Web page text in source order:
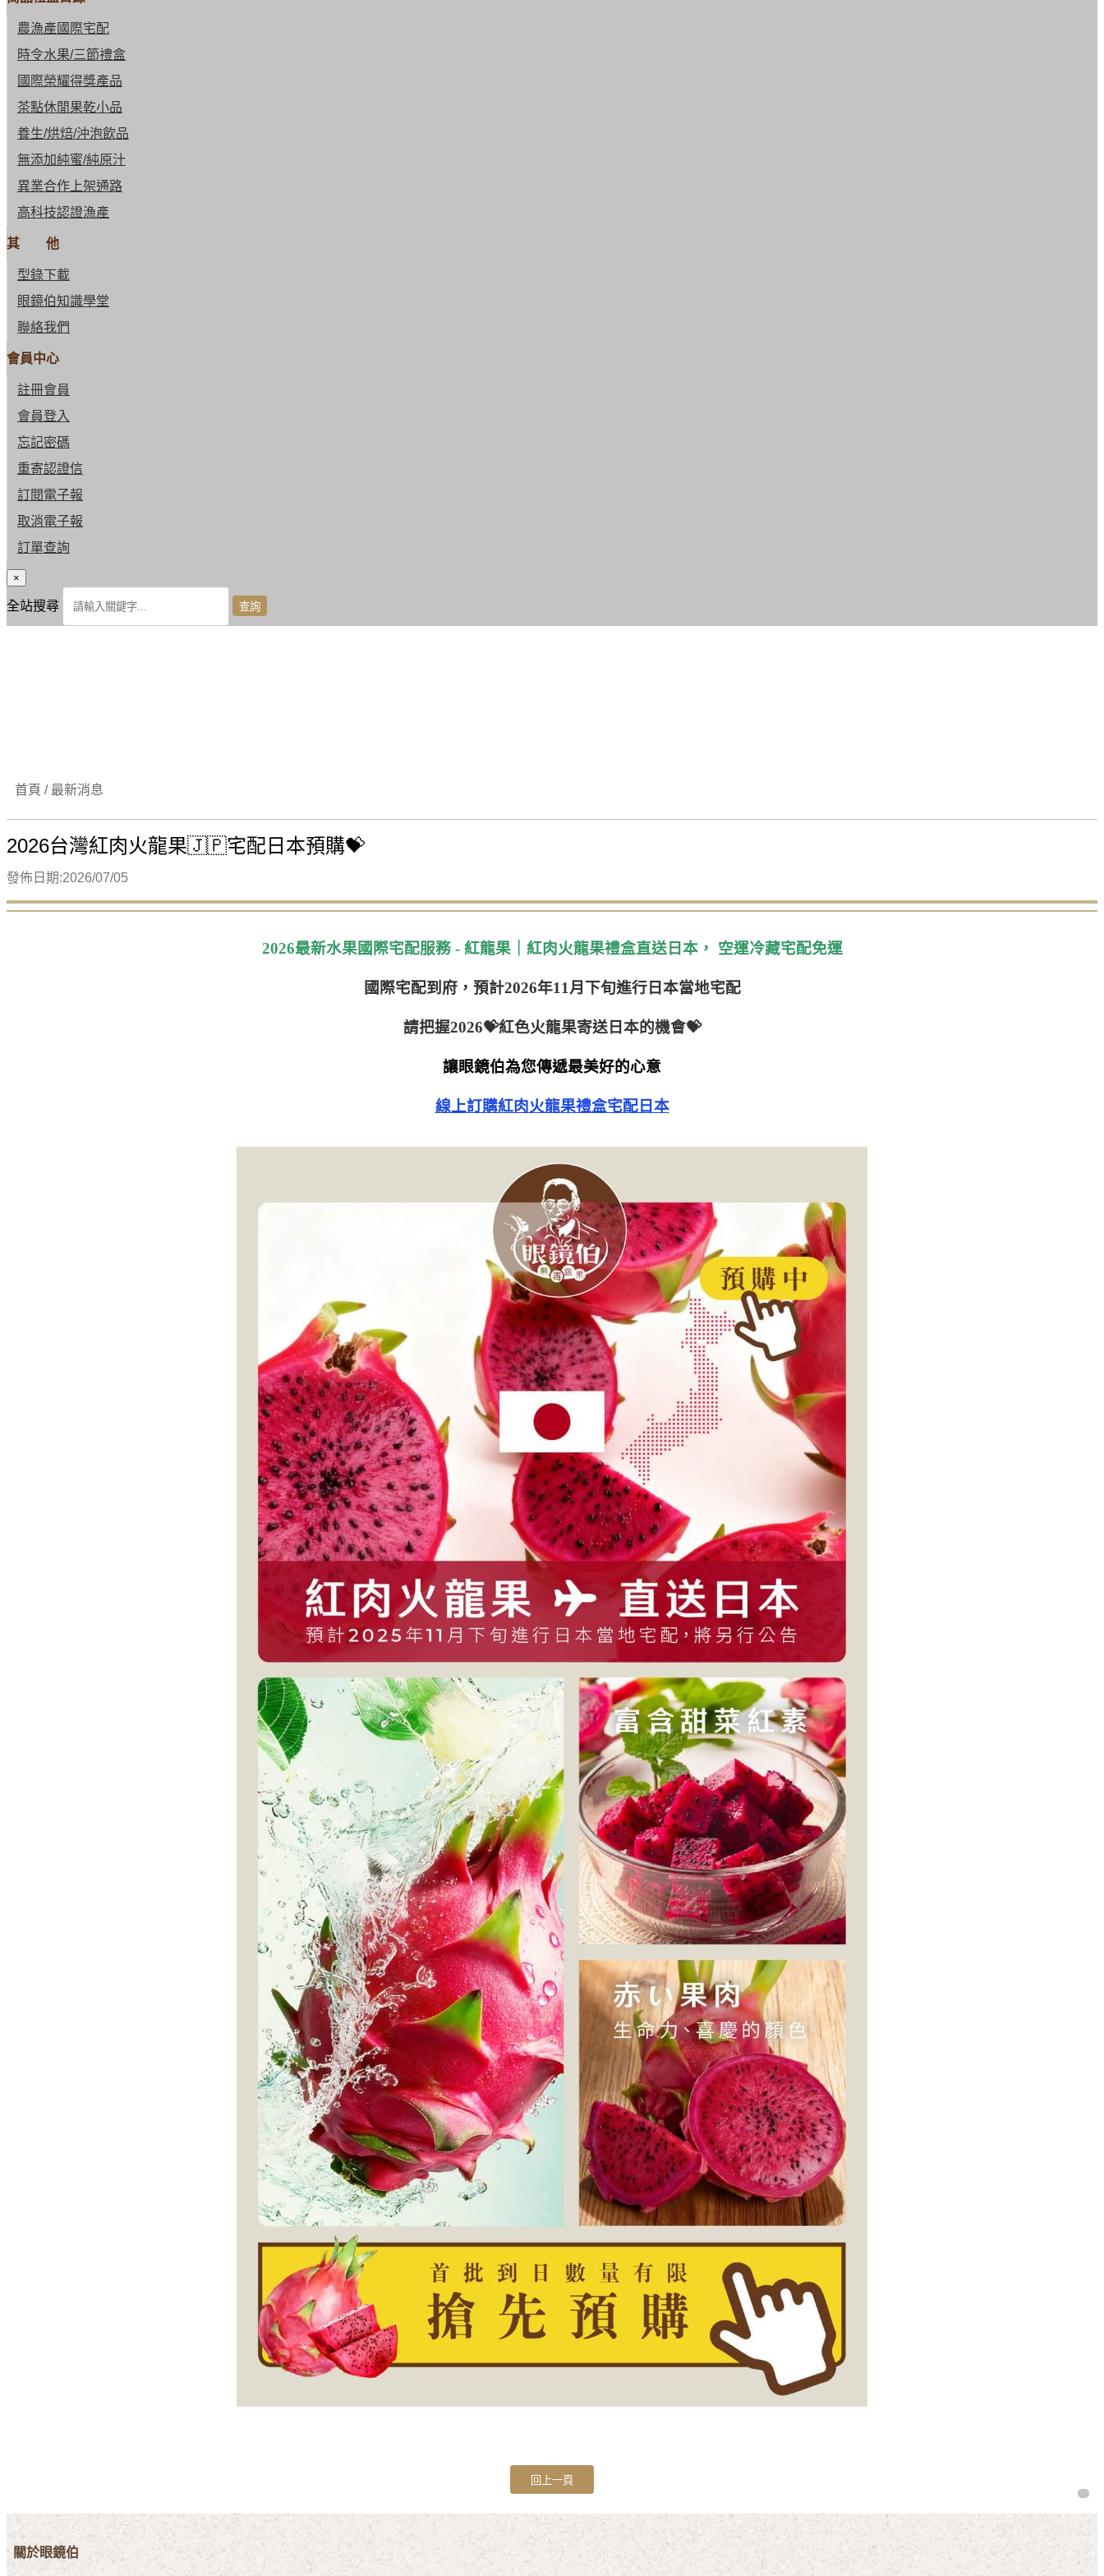
農漁產國際宅配
時令水果/三節禮盒
國際榮耀得獎產品
茶點休閒果乾小品
養生/烘焙/沖泡飲品
無添加純蜜/純原汁
異業合作上架通路
高科技認證漁產
其 他
型錄下載
眼鏡伯知識學堂
聯絡我們
會員中心
註冊會員
會員登入
忘記密碼
重寄認證信
訂閱電子報
取消電子報
訂單查詢
×
全站搜尋
首頁 / 最新消息
2026台灣紅肉火龍果🇯🇵宅配日本預購💝
發佈日期:2026/07/05
2026最新水果國際宅配服務 - 紅龍果｜紅肉火龍果禮盒直送日本， 空運冷藏宅配免運
國際宅配到府，預計2026年11月下旬進行日本當地宅配
請把握2026💝紅色火龍果寄送日本的機會💝
讓眼鏡伯為您傳遞最美好的心意
線上訂購紅肉火龍果禮盒宅配日本
關於眼鏡伯